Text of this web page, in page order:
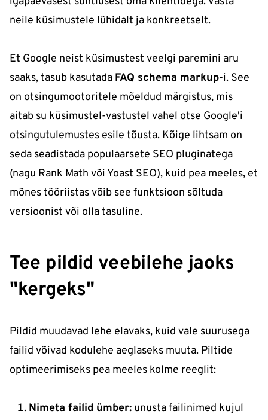
neile küsimustele lühidalt ja konkreetselt.
Et Google neist küsimustest veelgi paremini aru
saaks, tasub kasutada FAQ schema markup-i. See
on otsingumootoritele mõeldud märgistus, mis
aitab su küsimustel-vastustel vahel otse Google'i
otsingutulemustes esile tõusta. Kõige lihtsam on
seda seadistada populaarsete SEO pluginatega
(nagu Rank Math või Yoast SEO), kuid pea meeles, et
mõnes tööriistas võib see funktsioon sõltuda
versioonist või olla tasuline.
Tee pildid veebilehe jaoks
"kergeks"
Pildid muudavad lehe elavaks, kuid vale suurusega
failid võivad kodulehe aeglaseks muuta. Piltide
optimeerimiseks pea meeles kolme reeglit:
Nimeta failid ümber: unusta failinimed kujul